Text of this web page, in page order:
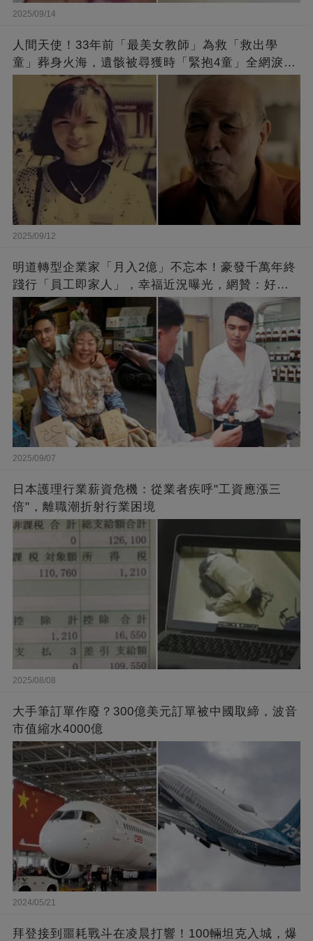
2025/09/14
人間天使！33年前「最美女教師」為救「救出學
童」葬身火海，遺骸被尋獲時「緊抱4童」全網淚
崩：真正的英雄不該被遺忘
2025/09/12
明道轉型企業家「月入2億」不忘本！豪發千萬年終
踐行「員工即家人」，幸福近況曝光，網贊：好老
闆的福報
2025/09/07
日本護理行業薪資危機：從業者疾呼"工資應漲三
倍"，離職潮折射行業困境
2025/08/08
大手筆訂單作廢？300億美元訂單被中國取締，波音
市值縮水4000億
2024/05/21
拜登接到噩耗戰斗在凌晨打響！100輛坦克入城，爆